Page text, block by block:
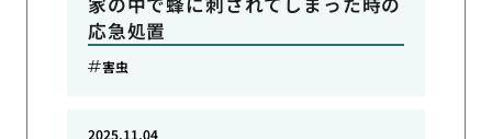
応急処置
害虫
2025.11.04